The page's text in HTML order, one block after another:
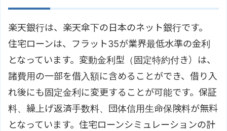
楽天銀行は、楽天傘下の日本のネット銀行です。
住宅ローンは、フラット35が業界最低水準の金利
となっています。変動金利型（固定特約付き）は、
諸費用の一部を借入額に含めることができ、借り入
れ後にも固定金利に変更することが可能です。保証
料、繰上げ返済手数料、団体信用生命保険料が無料
となっています。住宅ローンシミュレーションの計